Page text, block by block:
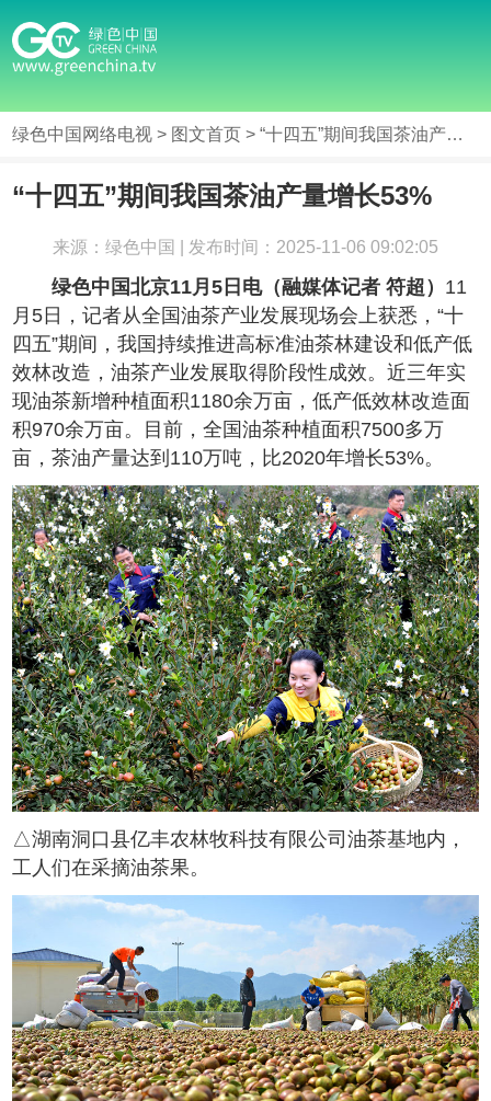
绿色中国网络电视 > 图文首页 > “十四五”期间我国茶油产量增长53%
“十四五”期间我国茶油产量增长53%
来源：绿色中国 | 发布时间：2025-11-06 09:02:05
绿色中国北京11月5日电（融媒体记者 符超） 11
月5日，记者从全国油茶产业发展现场会上获悉，“十
四五”期间，我国持续推进高标准油茶林建设和低产低
效林改造，油茶产业发展取得阶段性成效。近三年实
现油茶新增种植面积1180余万亩，低产低效林改造面
积970余万亩。目前，全国油茶种植面积7500多万
亩，茶油产量达到110万吨，比2020年增长53%。
△湖南洞口县亿丰农林牧科技有限公司油茶基地内，
工人们在采摘油茶果。